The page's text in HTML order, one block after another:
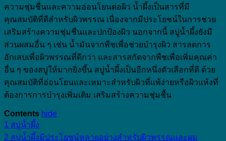
ความชุ่มชื่นและความอ่อนโยนต่อผิว น้ำผึ้งเป็นสารที่มี
คุณสมบัติที่ดีสำหรับผิวพรรณ เนื่องจากมีประโยชน์ในการช่วย
เสริมสร้างความชุ่มชื่นและปกป้องผิว นอกจากนี้ สบู่น้ำผึ้งยังมี
ส่วนผสมอื่น ๆ เช่น น้ำมันจากพืชเพื่อช่วยบำรุงผิว สารลดการ
อักเสบเพื่อผิวพรรณที่ดีกว่า และสารสกัดจากพืชเพื่อเพิ่มคุณค่า
อื่น ๆ ของสบู่ให้มากยิ่งขึ้น สบู่น้ำผึ้งเป็นอีกหนึ่งตัวเลือกที่ดี ด้วย
คุณสมบัติที่อ่อนโยนและเหมาะสำหรับผิวที่แพ้ง่ายหรือผิวแห้งที่
ต้องการการบำรุงเพิ่มเติม เสริมสร้างความชุ่มชื้น
Contents hide
1 สบู่น้ำผึ้ง
2 สบู่น้ำผึ้งมีประโยชน์หลายอย่างสำหรับผิวพรรณและผม